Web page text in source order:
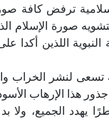
ترفض كافة
صورة الإسلام
اللذين أكدا
تسعى لنشر الخراب
هذا الإرهاب
يهدد الجميع، ولا